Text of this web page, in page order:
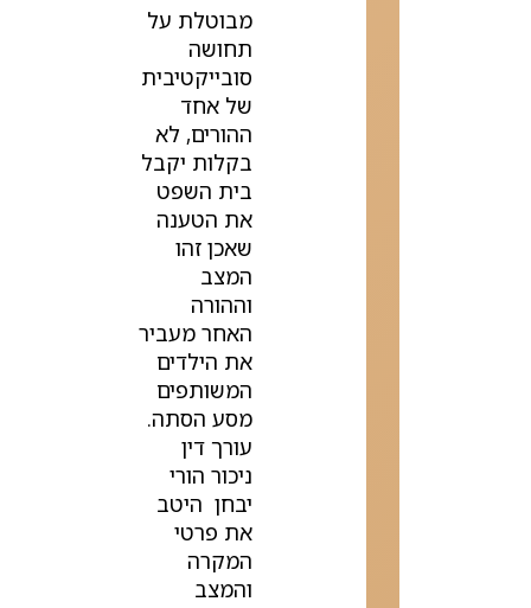
מבוטלת על
תחושה
סובייקטיבית
של אחד
ההורים, לא
בקלות יקבל
בית השפט
את הטענה
שאכן זהו
המצב
וההורה
האחר מעביר
את הילדים
המשותפים
מסע הסתה.
עורך דין
ניכור הורי
יבחן היטב
את פרטי
המקרה
והמצב